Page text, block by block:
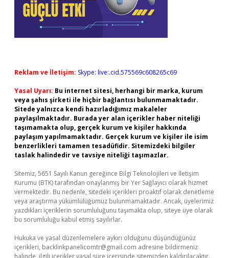
Reklam ve İletişim: Skype: live:.cid.575569c608265c69
Yasal Uyarı: Bu internet sitesi, herhangi bir marka, kurum
veya şahıs şirketi ile hiçbir bağlantısı bulunmamaktadır.
Sitede yalnızca kendi hazırladığımız makaleler
paylaşılmaktadır. Burada yer alan içerikler haber niteliği
taşımamakta olup, gerçek kurum ve kişiler hakkında
paylaşım yapılmamaktadır. Gerçek kurum ve kişiler ile isim
benzerlikleri tamamen tesadüfidir. Sitemizdeki bilgiler
taslak halindedir ve tavsiye niteliği taşımazlar.
Sitemiz, 5651 Sayılı Kanun gereğince Bilgi Teknolojileri ve İletişim
Kurumu (BTK) tarafından onaylanmış bir Yer Sağlayıcı olarak hizmet
vermektedir. Bu nedenle, sitedeki içerikleri proaktif olarak denetleme
veya araştırma yükümlülüğümüz bulunmamaktadır. Ancak, üyelerimiz
yazdıkları içeriklerin sorumluluğunu taşımakta olup, siteye üye olarak
bu sorumluluğu kabul etmiş sayılırlar.
Hukuka ve yasal düzenlemelere aykırı olduğunu düşündüğünüz
içerikleri, backlinkpanelicomtr@gmail.com adresine bildirmeniz
halinde, ilgili içerikler yasal süre içerisinde sitemizden kaldırılacaktır.